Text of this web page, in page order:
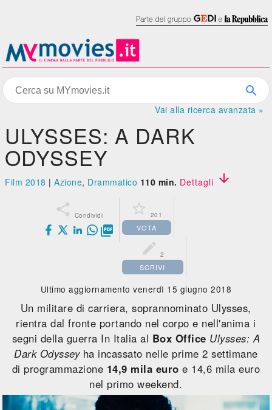
Vai alla ricerca avanzata »
ULYSSES: A DARK
ODYSSEY
Film 2018 |Azione, Drammatico 110 min. Dettagli 
 Condividi

 201
VOTA
 2
SCRIVI
Ultimo aggiornamento venerdì 15 giugno 2018
Un militare di carriera, soprannominato Ulysses,
rientra dal fronte portando nel corpo e nell'anima i
segni della guerra In Italia al Box Office Ulysses: A
Dark Odysseyha incassato nelle prime 2 settimane
di programmazione 14,9 mila euro e 14,6 mila euro
nel primo weekend.